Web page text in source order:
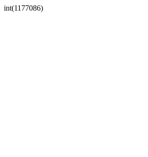
int(1177086)